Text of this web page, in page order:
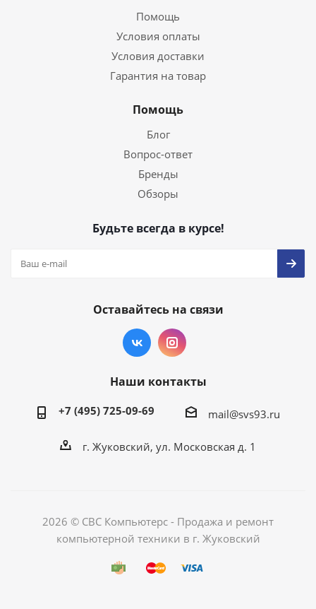
Помощь
Условия оплаты
Условия доставки
Гарантия на товар
Помощь
Блог
Вопрос-ответ
Бренды
Обзоры
Будьте всегда в курсе!
Оставайтесь на связи
Наши контакты
+7 (495) 725-09-69 mail@svs93.ru
г. Жуковский, ул. Московская д. 1
2026 © СВС Компьютерс - Продажа и ремонт
компьютерной техники в г. Жуковский